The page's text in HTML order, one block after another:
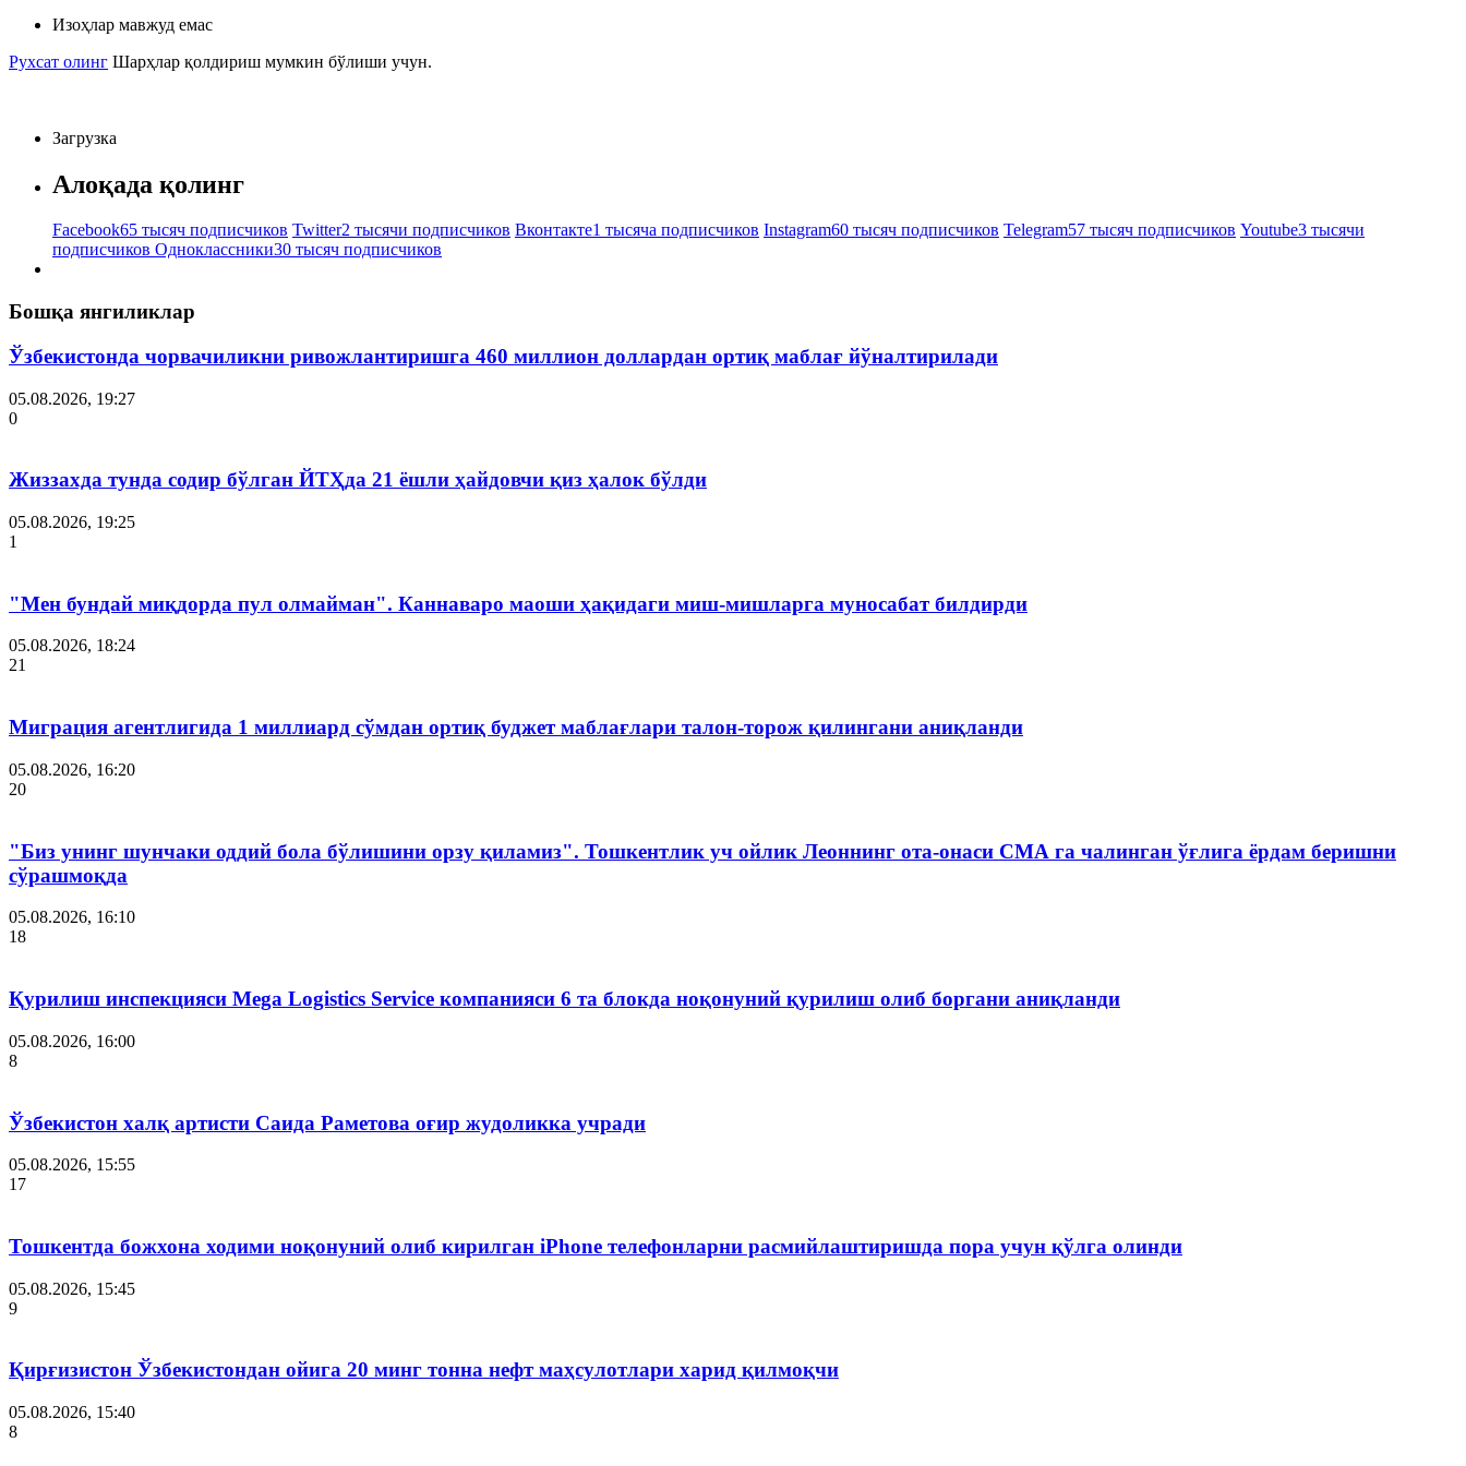
Изоҳлар мавжуд емас
Рухсат олинг Шарҳлар қолдириш мумкин бўлиши учун.
Загрузка
Алоқада қолинг
Facebook65 тысяч подписчиков Twitter2 тысячи подписчиков Вконтакте1 тысяча подписчиков Instagram60 тысяч подписчиков Telegram57 тысяч подписчиков Youtube3 тысячи
подписчиков Одноклассники30 тысяч подписчиков
Бошқа янгиликлар
Ўзбекистонда чорвачиликни ривожлантиришга 460 миллион доллардан ортиқ маблағ йўналтирилади
05.08.2026, 19:27
0
Жиззахда тунда содир бўлган ЙТҲда 21 ёшли ҳайдовчи қиз ҳалок бўлди
05.08.2026, 19:25
1
"Мен бундай миқдорда пул олмайман". Каннаваро маоши ҳақидаги миш-мишларга муносабат билдирди
05.08.2026, 18:24
21
Миграция агентлигида 1 миллиард сўмдан ортиқ буджет маблағлари талон-торож қилингани аниқланди
05.08.2026, 16:20
20
"Биз унинг шунчаки оддий бола бўлишини орзу қиламиз". Тошкентлик уч ойлик Леоннинг ота-онаси СМА га чалинган ўғлига ёрдам беришни
сўрашмоқда
05.08.2026, 16:10
18
Қурилиш инспекцияси Мega Logistics Service компанияси 6 та блокда ноқонуний қурилиш олиб боргани аниқланди
05.08.2026, 16:00
8
Ўзбекистон халқ артисти Саида Раметова оғир жудоликка учради
05.08.2026, 15:55
17
Тошкентда божхона ходими ноқонуний олиб кирилган iPhone телефонларни расмийлаштиришда пора учун қўлга олинди
05.08.2026, 15:45
9
Қирғизистон Ўзбекистондан ойига 20 минг тонна нефт маҳсулотлари харид қилмоқчи
05.08.2026, 15:40
8